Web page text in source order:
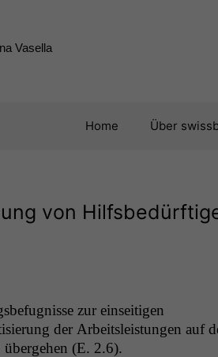
Vasella
Home Über
von
zur ein­seit­i­gen
der Arbeit­sleis­tun­gen auf
(E. 2.6).